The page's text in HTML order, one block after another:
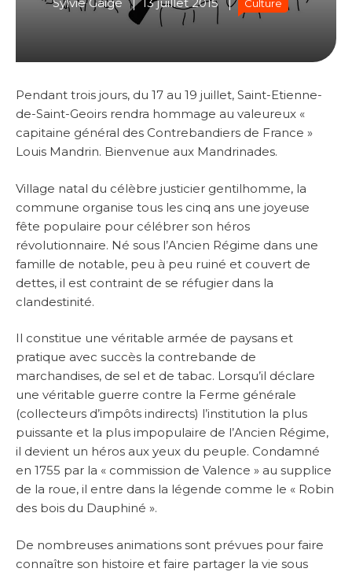
Sylvie Gaigé 13 juillet 2015 Culture
Pendant trois jours, du 17 au 19 juillet, Saint-Etienne-
de-Saint-Geoirs rendra hommage au valeureux «
capitaine général des Contrebandiers de France »
Louis Mandrin. Bienvenue aux Mandrinades.
Village natal du célèbre justicier gentilhomme, la
commune organise tous les cinq ans une joyeuse
fête populaire pour célébrer son héros
révolutionnaire. Né sous l’Ancien Régime dans une
famille de notable, peu à peu ruiné et couvert de
dettes, il est contraint de se réfugier dans la
clandestinité.
Il constitue une véritable armée de paysans et
pratique avec succès la contrebande de
marchandises, de sel et de tabac. Lorsqu’il déclare
une véritable guerre contre la Ferme générale
(collecteurs d’impôts indirects) l’institution la plus
puissante et la plus impopulaire de l’Ancien Régime,
il devient un héros aux yeux du peuple. Condamné
en 1755 par la « commission de Valence » au supplice
de la roue, il entre dans la légende comme le « Robin
des bois du Dauphiné ».
De nombreuses animations sont prévues pour faire
connaître son histoire et faire partager la vie sous